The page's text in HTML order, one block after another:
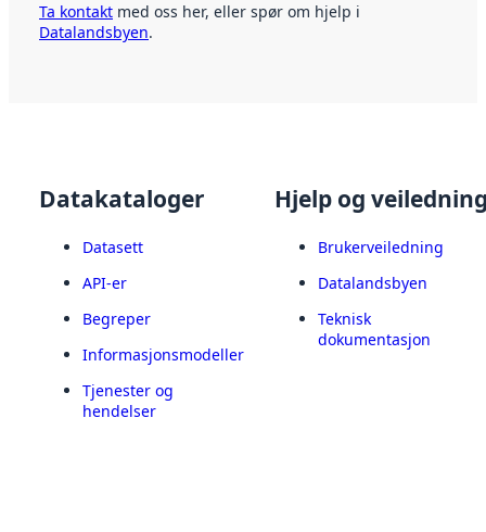
Ta kontakt med oss her, eller spør om hjelp i
Datalandsbyen.
Datakataloger
Datasett
API-er
Begreper
Informasjonsmodeller
Tjenester og
hendelser
Hjelp og
Brukerveiledning
Datalandsbyen
Teknisk
dokumentasjon